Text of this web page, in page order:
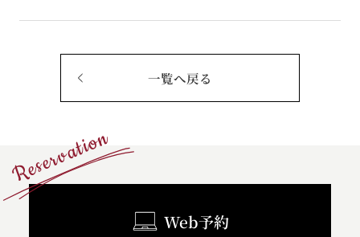
一覧へ戻る
Reservation
Web予約